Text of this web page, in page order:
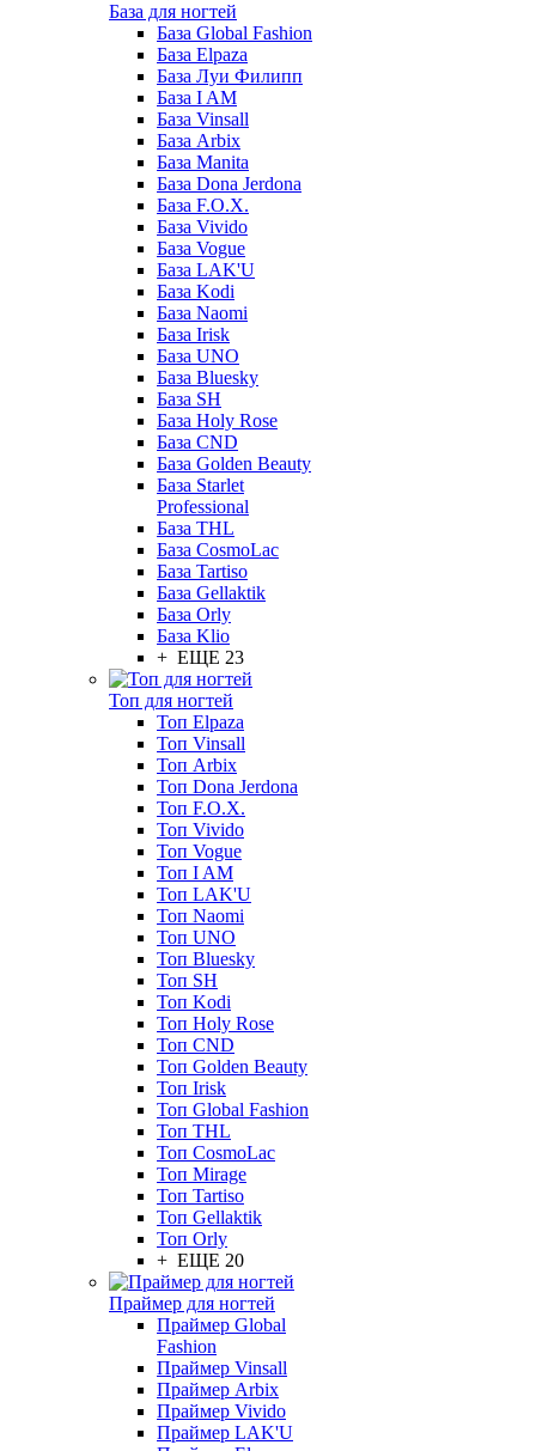
База для ногтей
База Global Fashion
База Elpaza
База Луи Филипп
База I AM
База Vinsall
База Arbix
База Manita
База Dona Jerdona
База F.O.X.
База Vivido
База Vogue
База LAK'U
База Kodi
База Naomi
База Irisk
База UNO
База Bluesky
База SH
База Holy Rose
База CND
База Golden Beauty
База Starlet
Professional
База THL
База CosmoLac
База Tartiso
База Gellaktik
База Orly
База Klio
+ ЕЩЕ 23
Топ для ногтей
Топ Elpaza
Топ Vinsall
Топ Arbix
Топ Dona Jerdona
Топ F.O.X.
Топ Vivido
Топ Vogue
Топ I AM
Топ LAK'U
Топ Naomi
Топ UNO
Топ Bluesky
Топ SH
Топ Kodi
Топ Holy Rose
Топ CND
Топ Golden Beauty
Топ Irisk
Топ Global Fashion
Топ THL
Топ CosmoLac
Топ Mirage
Топ Tartiso
Топ Gellaktik
Топ Orly
+ ЕЩЕ 20
Праймер для ногтей
Праймер Global
Fashion
Праймер Vinsall
Праймер Arbix
Праймер Vivido
Праймер LAK'U